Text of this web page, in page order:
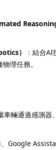
Reasoning
）
：結合
理任務。
車輛通過感測
、Google